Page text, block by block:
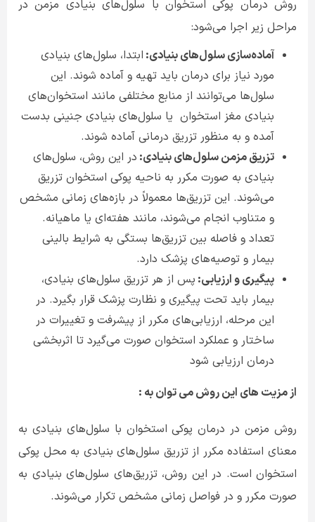
روش درمان پوکی استخوان با سلول‌های بنیادی مزمن در
مراحل زیر اجرا می‌شود:
آماده‌سازی سلول‌های بنیادی: ابتدا، سلول‌های بنیادی
مورد نیاز برای درمان باید تهیه و آماده شوند. این
سلول‌ها می‌توانند از منابع مختلفی مانند استخوان‌های
بنیادی مغز استخوان یا سلول‌های بنیادی جنینی بدست
آمده و به منظور تزریق درمانی آماده شوند.
تزریق مزمن سلول‌های بنیادی: در این روش، سلول‌های
بنیادی به صورت مکرر به ناحیه پوکی استخوان تزریق
می‌شوند. این تزریق‌ها معمولاً در بازه‌های زمانی مشخص
و متناوب انجام می‌شوند، مانند هفته‌ای یا ماهیانه.
تعداد و فاصله بین تزریق‌ها بستگی به شرایط بالینی
بیمار و توصیه‌های پزشک دارد.
پیگیری و ارزیابی: پس از هر تزریق سلول‌های بنیادی،
بیمار باید تحت پیگیری و نظارت پزشک قرار بگیرد. در
این مرحله، ارزیابی‌های مکرر از پیشرفت و تغییرات در
ساختار و عملکرد استخوان صورت می‌گیرد تا اثربخشی
درمان ارزیابی شود
از مزیت های این روش می توان به :
روش مزمن در درمان پوکی استخوان با سلول‌های بنیادی به
معنای استفاده مکرر از تزریق سلول‌های بنیادی به محل پوکی
استخوان است. در این روش، تزریق‌های سلول‌های بنیادی به
صورت مکرر و در فواصل زمانی مشخص تکرار می‌شوند.